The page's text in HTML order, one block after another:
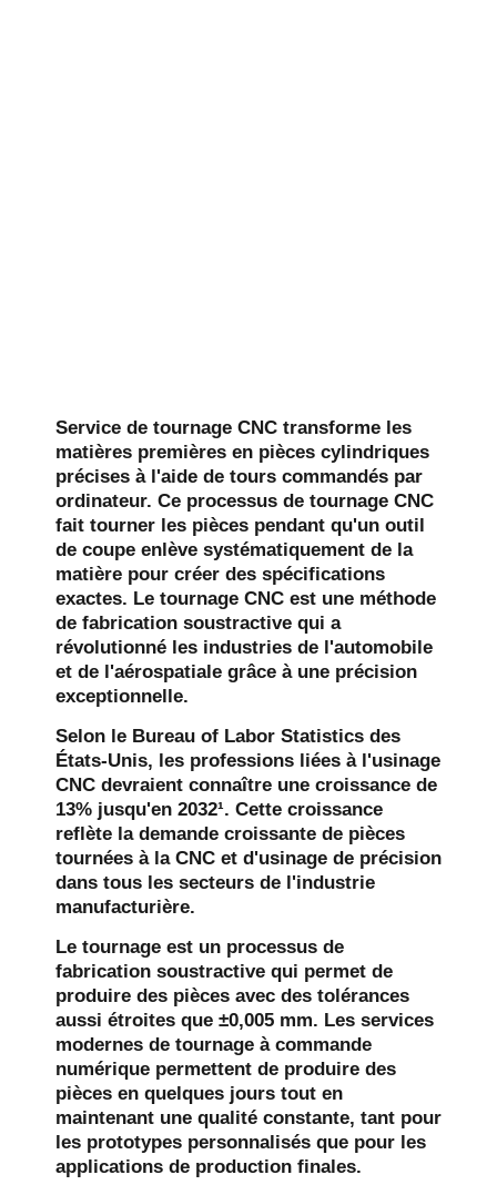
Service de tournage CNC transforme les
matières premières en pièces cylindriques
précises à l'aide de tours commandés par
ordinateur. Ce processus de tournage CNC
fait tourner les pièces pendant qu'un outil
de coupe enlève systématiquement de la
matière pour créer des spécifications
exactes. Le tournage CNC est une méthode
de fabrication soustractive qui a
révolutionné les industries de l'automobile
et de l'aérospatiale grâce à une précision
exceptionnelle.
Selon le Bureau of Labor Statistics des
États-Unis, les professions liées à l'usinage
CNC devraient connaître une croissance de
13% jusqu'en 2032¹. Cette croissance
reflète la demande croissante de pièces
tournées à la CNC et d'usinage de précision
dans tous les secteurs de l'industrie
manufacturière.
Le tournage est un processus de
fabrication soustractive qui permet de
produire des pièces avec des tolérances
aussi étroites que ±0,005 mm. Les services
modernes de tournage à commande
numérique permettent de produire des
pièces en quelques jours tout en
maintenant une qualité constante, tant pour
les prototypes personnalisés que pour les
applications de production finales.